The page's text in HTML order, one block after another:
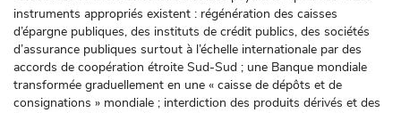
instruments appropriés existent : régénération des caisses
d’épargne publiques, des instituts de crédit publics, des sociétés
d’assurance publiques surtout à l’échelle internationale par des
accords de coopération étroite Sud-Sud ; une Banque mondiale
transformée graduellement en une « caisse de dépôts et de
consignations » mondiale ; interdiction des produits dérivés et des